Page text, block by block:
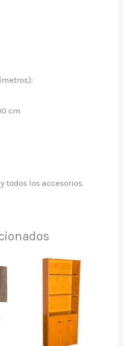
cm
todos los accesorios.